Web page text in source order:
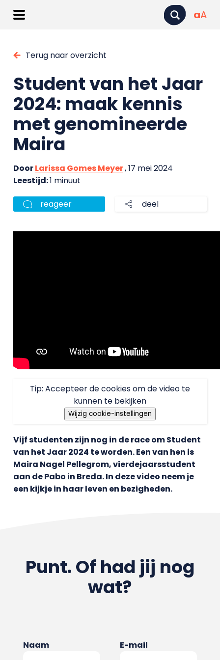
aA
Terug naar overzicht
Student van het Jaar
2024: maak kennis
met genomineerde
Maira
DoorLarissa Gomes Meyer, 17 mei 2024
Leestijd:1 minuut
reageer deel
Tip: Accepteer de cookies om de video te
kunnen te bekijken
Wijzig cookie-instellingen
Vijf studenten zijn nog in de race om Student
van het Jaar 2024 te worden. Een van hen is
Maira Nagel Pellegrom, vierdejaarsstudent
aan de Pabo in Breda. In deze video neem je
een kijkje in haar leven en bezigheden.
Punt. Of had jij nog
wat?
Naam E-mail